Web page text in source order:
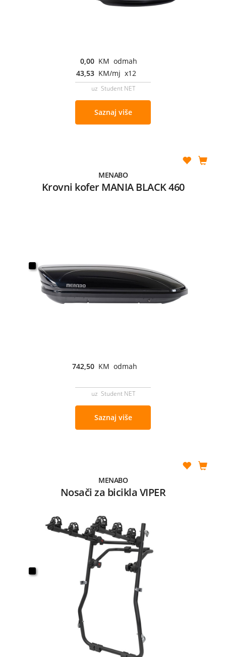
0,00 KM odmah
43,53 KM/mj x12
uz Student NET
Saznaj više
MENABO
Krovni kofer MANIA BLACK 460
742,50 KM odmah
uz Student NET
Saznaj više
MENABO
Nosači za bicikla VIPER